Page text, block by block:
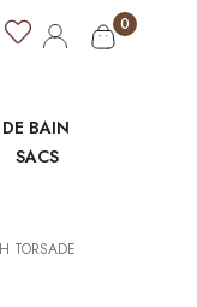
0
BAIN
SACS
TORSADE